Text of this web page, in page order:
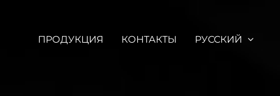
ПРОДУКЦИЯ КОНТАКТЫ РУССКИЙ